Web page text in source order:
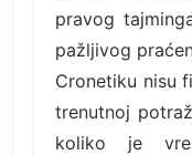
pravog
pažljivog
Cronetiku nisu
trenutnoj
koliko je